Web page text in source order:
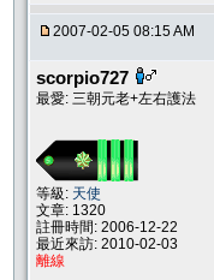
2007-02-05 08:15 AM
scorpio727
最愛: 三朝元老+左右護法
等級: 天使
文章: 1320
註冊時間: 2006-12-22
最近來訪: 2010-02-03
離線